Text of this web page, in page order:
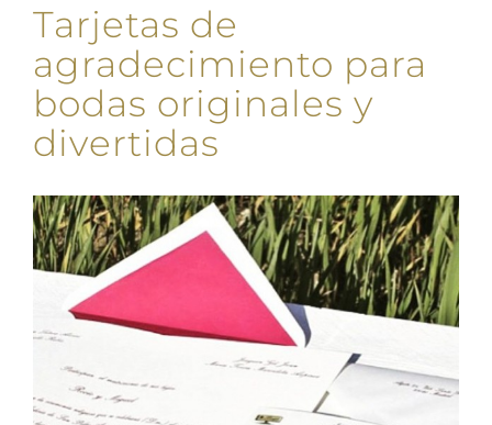
Tarjetas de
agradecimiento para
bodas originales y
divertidas